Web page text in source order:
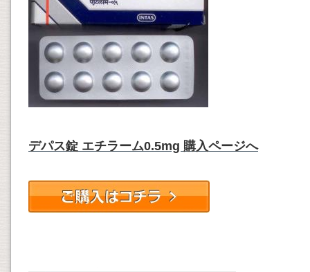
デパス錠 エチラーム0.5mg 購入ページへ